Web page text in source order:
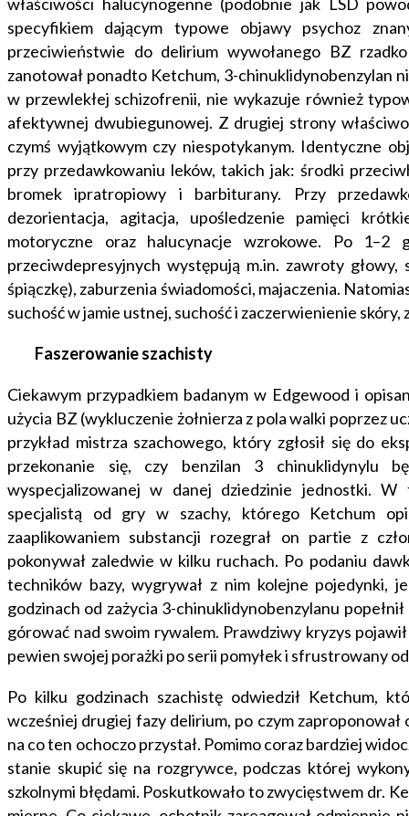
specyfikiem dającym typowe objawy psychoz
przeciwieństwie do delirium wywołanego BZ
zanotował ponadto Ketchum, 3-chinuklidynobenzylan
w przewlekłej schizofrenii, nie wykazuje również
afektywnej dwubiegunowej. Z drugiej strony
czymś wyjątkowym czy niespotykanym. Identyczne
przy przedawkowaniu leków, takich jak: środki
bromek ipratropiowy i barbiturany. Przy
dezorientacja, agitacja, upośledzenie pamięci
motoryczne oraz halucynacje wzrokowe. Po 1–2
przeciwdepresyjnych występują m.in. zawroty głowy,
śpiączkę), zaburzenia świadomości, majaczenia.
suchość w jamie ustnej, suchość i zaczerwienienie
Faszerowanie szachisty
Ciekawym przypadkiem badanym w Edgewood i
użycia BZ (wykluczenie żołnierza z pola walki poprzez
przykład mistrza szachowego, który zgłosił się do
przekonanie się, czy benzilan 3 chinuklidynylu
wyspecjalizowanej w danej dziedzinie jednostki.
specjalistą od gry w szachy, którego Ketchum
zaaplikowaniem substancji rozegrał on partie z
pokonywał zaledwie w kilku ruchach. Po podaniu
techników bazy, wygrywał z nim kolejne pojedynki,
godzinach od zażycia 3-chinuklidynobenzylanu
górować nad swoim rywalem. Prawdziwy kryzys
pewien swojej porażki po serii pomyłek i sfrustrowany
Po kilku godzinach szachistę odwiedził Ketchum,
wcześniej drugiej fazy delirium, po czym
na co ten ochoczo przystał. Pomimo coraz bardziej
stanie skupić się na rozgrywce, podczas której
szkolnymi błędami. Poskutkowało to zwycięstwem dr.